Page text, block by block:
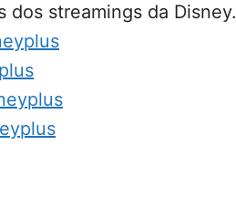
dos streamings da Disney.